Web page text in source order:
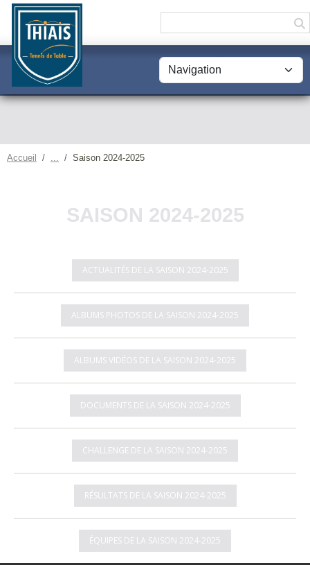
Accueil Saison 2024-2025
SAISON 2024-2025
ACTUALITÉS DE LA SAISON 2024-2025
ALBUMS PHOTOS DE LA SAISON 2024-2025
ALBUMS VIDÉOS DE LA SAISON 2024-2025
DOCUMENTS DE LA SAISON 2024-2025
CHALLENGE DE LA SAISON 2024-2025
RÉSULTATS DE LA SAISON 2024-2025
ÉQUIPES DE LA SAISON 2024-2025
Panneau de gestion des cookies